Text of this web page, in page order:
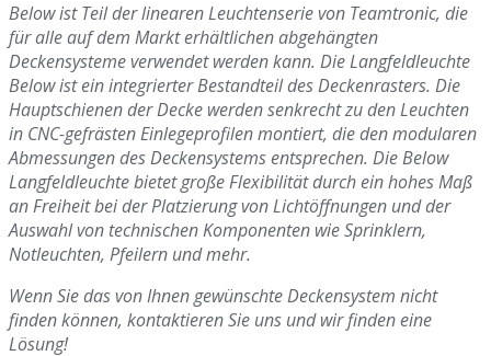
Below ist Teil der linearen Leuchtenserie von Teamtronic, die
für alle auf dem Markt erhältlichen abgehängten
Deckensysteme verwendet werden kann. Die Langfeldleuchte
Below ist ein integrierter Bestandteil des Deckenrasters. Die
Hauptschienen der Decke werden senkrecht zu den Leuchten
in CNC-gefrästen Einlegeprofilen montiert, die den modularen
Abmessungen des Deckensystems entsprechen. Die Below
Langfeldleuchte bietet große Flexibilität durch ein hohes Maß
an Freiheit bei der Platzierung von Lichtöffnungen und der
Auswahl von technischen Komponenten wie Sprinklern,
Notleuchten, Pfeilern und mehr.
Wenn Sie das von Ihnen gewünschte Deckensystem nicht
finden können, kontaktieren Sie uns und wir finden eine
Lösung!